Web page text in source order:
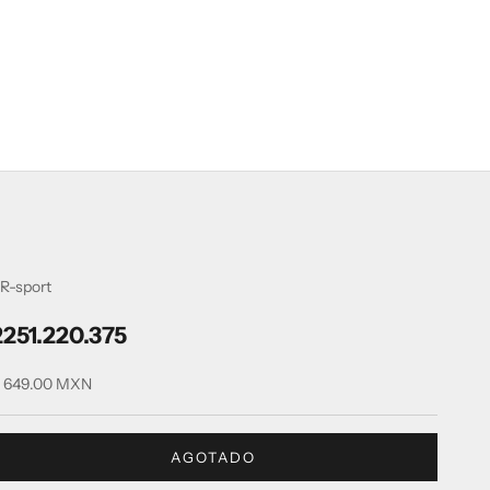
sport
de oferta
649.00 MXN
AGOTADO